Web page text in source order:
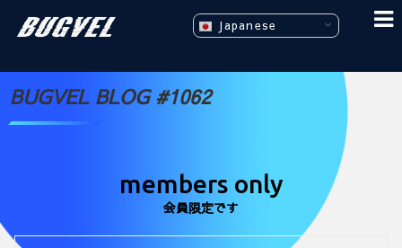
BUGVEL BLOG #1062
members only
会員限定です
Japanese